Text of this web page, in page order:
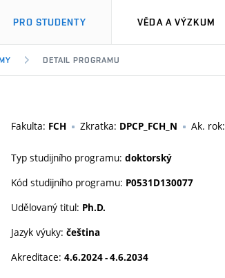
PRO STUDENTY VĚDA A VÝZKUM
DETAIL PROGRAMU
Fakulta: FCH Zkratka: DPCP_FCH_N Ak. rok:
Typ studijního programu: doktorský
Kód studijního programu: P0531D130077
Udělovaný titul: Ph.D.
Jazyk výuky: čeština
Akreditace: 4.6.2024 - 4.6.2034